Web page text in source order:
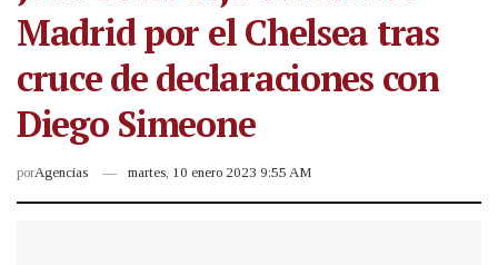
Madrid por el Chelsea tras
cruce de declaraciones con
Diego Simeone
porAgencias martes, 10 enero 2023 9:55 AM